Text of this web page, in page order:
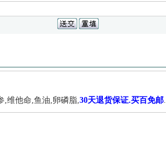
,维他命,鱼油,卵磷脂,30天退货保证.买百免邮.